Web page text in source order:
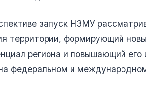
запуск НЗМУ
территории, формирующий
региона и повышающий его
федеральном и